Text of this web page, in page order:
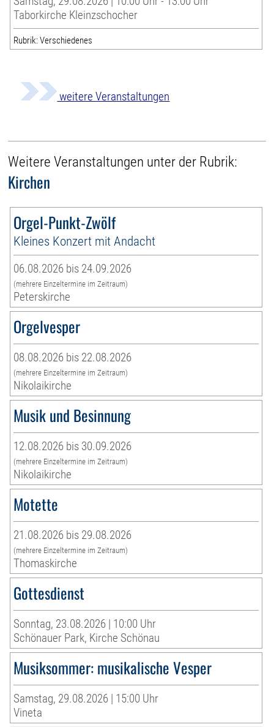
Taborkirche Kleinzschocher
Rubrik: Verschiedenes
weitere Veranstaltungen
Weitere Veranstaltungen unter der Rubrik:
Kirchen
Orgel-Punkt-Zwölf
Kleines Konzert mit Andacht
06.08.2026 bis 24.09.2026
(mehrere Einzeltermine im Zeitraum)
Peterskirche
Orgelvesper
08.08.2026 bis 22.08.2026
(mehrere Einzeltermine im Zeitraum)
Nikolaikirche
Musik und Besinnung
12.08.2026 bis 30.09.2026
(mehrere Einzeltermine im Zeitraum)
Nikolaikirche
Motette
21.08.2026 bis 29.08.2026
(mehrere Einzeltermine im Zeitraum)
Thomaskirche
Gottesdienst
Sonntag, 23.08.2026 | 10:00 Uhr
Schönauer Park, Kirche Schönau
Musiksommer: musikalische Vesper
Samstag, 29.08.2026 | 15:00 Uhr
Vineta